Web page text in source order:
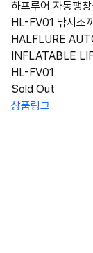
하프루어 자동팽
HL-FV01 낚시조
HALFLURE
INFLATABLE
HL-FV01
Sold Out
상품링크